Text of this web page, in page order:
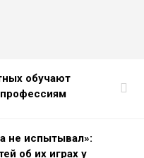
обучают
не испытывал»:
об их играх у